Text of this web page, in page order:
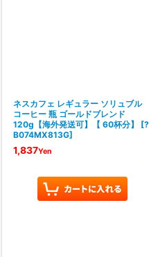
ネスカフェ レギュラー ソリュブル
コーヒー 瓶 ゴールドブレンド
120g【海外発送可】【 60杯分】
[?
B074MX813G]
1,837Yen